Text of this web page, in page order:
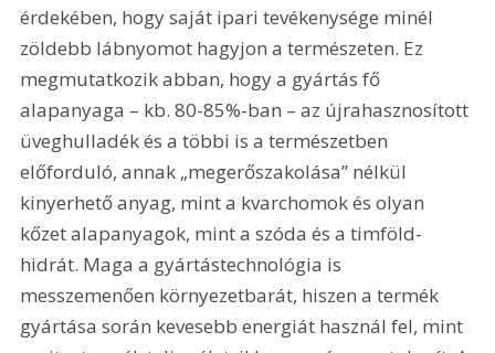
érdekében, hogy saját ipari tevékenysége minél
zöldebb lábnyomot hagyjon a természeten. Ez
megmutatkozik abban, hogy a gyártás fő
alapanyaga – kb. 80-85%-ban – az újrahasznosított
üveghulladék és a többi is a természetben
előforduló, annak „megerőszakolása” nélkül
kinyerhető anyag, mint a kvarchomok és olyan
kőzet alapanyagok, mint a szóda és a timföld-
hidrát. Maga a gyártástechnológia is
messzemenően környezetbarát, hiszen a termék
gyártása során kevesebb energiát használ fel, mint